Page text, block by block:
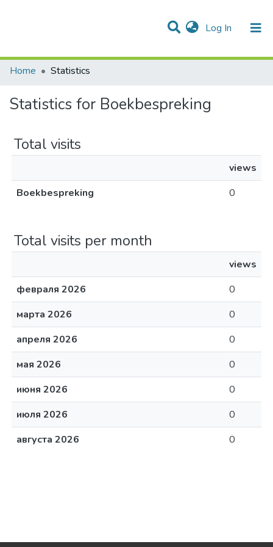
Log In (current)
Communities & Collections
All of DSpace
Home
Statistics
Statistics for Boekbespreking
Total visits
views
Boekbespreking
0
Total visits per month
views
февраля 2026
0
марта 2026
0
апреля 2026
0
мая 2026
0
июня 2026
0
июля 2026
0
августа 2026
0